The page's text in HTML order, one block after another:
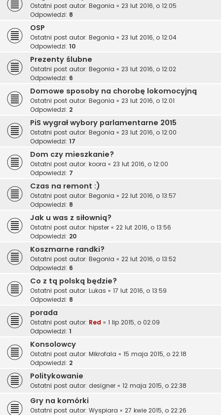
Ostatni post autor: Begonia « 23 lut 2016, o 12:05
Odpowiedzi: 8
OSP
Ostatni post autor: Begonia « 23 lut 2016, o 12:04
Odpowiedzi: 10
Prezenty ślubne
Ostatni post autor: Begonia « 23 lut 2016, o 12:02
Odpowiedzi: 6
Domowe sposoby na chorobę lokomocyjną
Ostatni post autor: Begonia « 23 lut 2016, o 12:01
Odpowiedzi: 2
PiS wygrał wybory parlamentarne 2015
Ostatni post autor: Begonia « 23 lut 2016, o 12:00
Odpowiedzi: 17
Dom czy mieszkanie?
Ostatni post autor: koora « 23 lut 2016, o 12:00
Odpowiedzi: 7
Czas na remont :)
Ostatni post autor: Begonia « 22 lut 2016, o 13:57
Odpowiedzi: 8
Jak u was z siłownią?
Ostatni post autor: hipster « 22 lut 2016, o 13:56
Odpowiedzi: 20
Koszmarne randki?
Ostatni post autor: Begonia « 22 lut 2016, o 13:52
Odpowiedzi: 6
Co z tą polską będzie?
Ostatni post autor: Lukas « 17 lut 2016, o 13:59
Odpowiedzi: 8
porada
Ostatni post autor: Red « 1 lip 2015, o 02:09
Odpowiedzi: 1
Konsolowcy
Ostatni post autor: Mikrofala « 15 maja 2015, o 22:18
Odpowiedzi: 2
Politykowanie
Ostatni post autor: designer « 12 maja 2015, o 22:38
Gry na komórki
Ostatni post autor: Wyspiara « 27 kwie 2015, o 22:26